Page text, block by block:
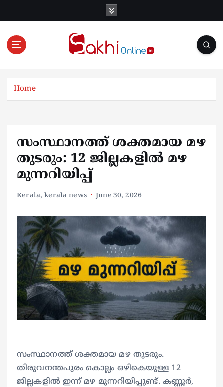
Online News Portal
Home
സംസ്ഥാനത്ത് ശക്തമായ മഴ
തുടരും: 12 ജില്ലകളിൽ മഴ
മുന്നറിയിപ്പ്
Kerala,kerala news June 30, 2026
സംസ്ഥാനത്ത് ശക്തമായ മഴ തുടരും.
തിരുവനന്തപുരം കൊല്ലം ഒഴികെയുള്ള 12
ജില്ലകളിൽ ഇന്ന് മഴ മുന്നറിയിപ്പുണ്ട്. കണ്ണൂർ,